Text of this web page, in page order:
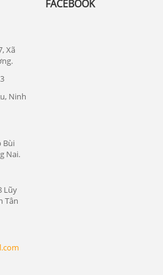
Lắp đặt camera quan sát tại quận 7
Xã
Ninh
Bùi
Nai.
Lũy
Tân
FACEBOOK